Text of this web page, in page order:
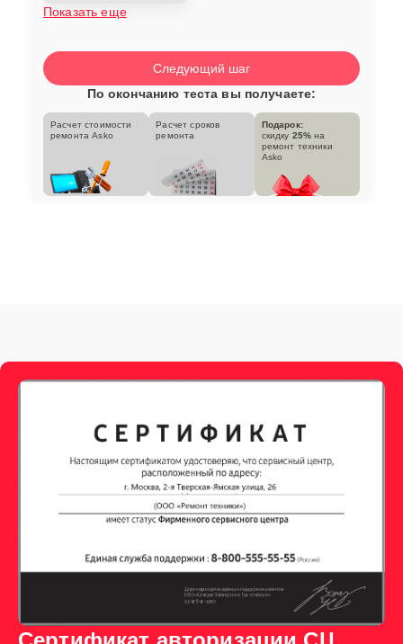
Показать еще
Следующий шаг
По окончанию теста вы получаете:
Расчет стоимости
ремонта Asko
Расчет сроков
ремонта
Подарок:
скидку 25% на
ремонт техники
Asko